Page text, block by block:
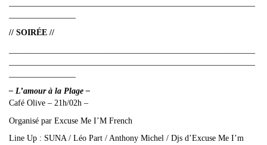
// SOIRÉE //
– L’amour à la Plage –
Café Olive – 21h/02h –
Organisé par Excuse Me I’M French
Line Up : SUNA / Léo Part / Anthony Michel / Djs d’Excuse Me I’m